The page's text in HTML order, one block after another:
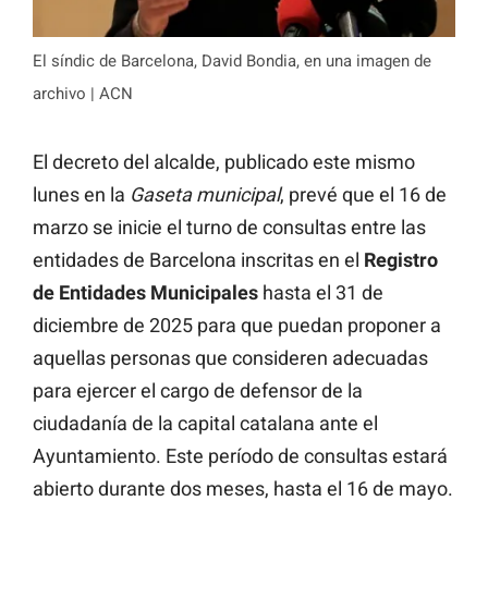
El síndic de Barcelona, David Bondia, en una imagen de
archivo | ACN
El decreto del alcalde, publicado este mismo
lunes en la Gaseta municipal, prevé que el 16 de
marzo se inicie el turno de consultas entre las
entidades de Barcelona inscritas en el Registro
de Entidades Municipales hasta el 31 de
diciembre de 2025 para que puedan proponer a
aquellas personas que consideren adecuadas
para ejercer el cargo de defensor de la
ciudadanía de la capital catalana ante el
Ayuntamiento. Este período de consultas estará
abierto durante dos meses, hasta el 16 de mayo.